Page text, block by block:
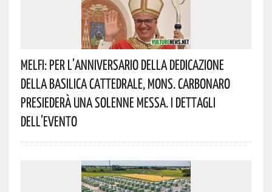
Melfi: Per L’anniversario Della Dedicazione
Della Basilica Cattedrale, Mons. Carbonaro
Presiederà Una Solenne Messa. I Dettagli
Dell’evento